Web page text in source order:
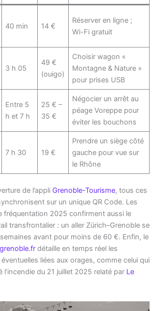
40 min 14 €
Réserver en ligne ;
Wi-Fi gratuit
3 h 05
49 €
(ouigo)
Choisir wagon «
Montagne & Nature »
pour prises USB
Entre 5
h et 7 h
25 € –
35 €
Négocier un arrêt au
péage Voreppe pour
éviter les bouchons
7 h 30 19 €
Prendre un siège côté
gauche pour vue sur
le Rhône
de l’appli Grenoble-Tourisme, tous ces
sur un unique QR Code. Les
fréquentation 2025 confirment aussi le
transfrontalier : un aller Zürich–Grenoble se
avant pour moins de 60 €. Enfin, le
grenoble.frdétaille en temps réel les
liées aux orages, comme celui qui
l’incendie du 21 juillet 2025 relaté par Le